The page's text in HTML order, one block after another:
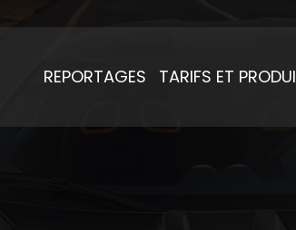
REPORTAGES TARIFS ET